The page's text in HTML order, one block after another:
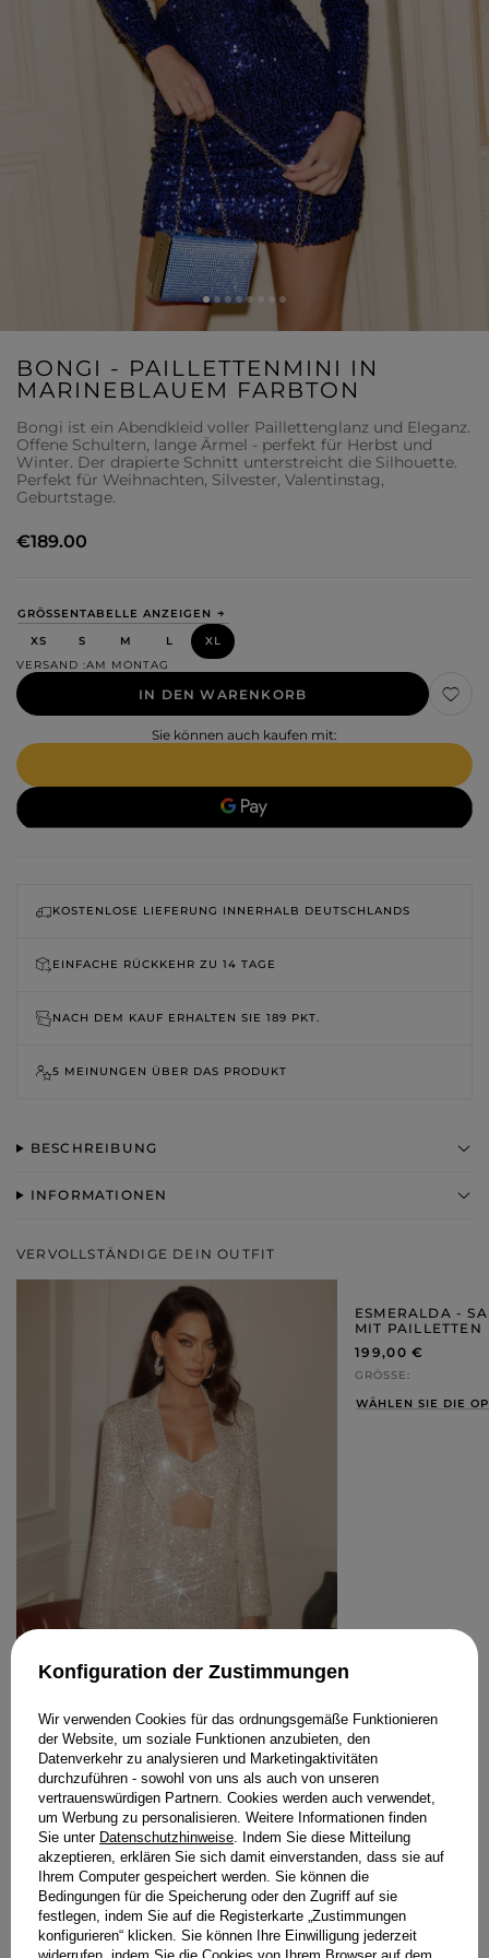
BONGI - PAILLETTENMINI IN
MARINEBLAUEM FARBTON
Bongi ist ein Abendkleid voller Paillettenglanz und Eleganz.
Offene Schultern, lange Ärmel - perfekt für Herbst und
Winter. Der drapierte Schnitt unterstreicht die Silhouette.
Perfekt für Weihnachten, Silvester, Valentinstag,
Geburtstage.
GRÖSSENTABELLE ANZEIGEN
XS
S M L
XL
VERSAND
AM MONTAG
IN DEN WARENKORB
Sie können auch kaufen mit:
€189.00
KOSTENLOSE LIEFERUNG INNERHALB DEUTSCHLANDS
EINFACHE RÜCKKEHR ZU 14 TAGE
NACH DEM KAUF ERHALTEN SIE 189 PKT.
5 MEINUNGEN ÜBER DAS PRODUKT
BESCHREIBUNG
INFORMATIONEN
VERVOLLSTÄNDIGE DEIN OUTFIT
FELICITY-SET – PAILLETTEN-PARTY-DUO
299,00 €
GRÖSSE
IN DEN WARENKORB
ESMERALDA -
MIT PAILLETTEN
199,00 €
GRÖSSE
WÄHLEN SIE DIE
STYLING KAUFEN
Konfiguration der Zustimmungen
Wir verwenden Cookies für das ordnungsgemäße Funktionieren
der Website, um soziale Funktionen anzubieten, den
Datenverkehr zu analysieren und Marketingaktivitäten
durchzuführen - sowohl von uns als auch von unseren
vertrauenswürdigen Partnern. Cookies werden auch verwendet,
um Werbung zu personalisieren. Weitere Informationen finden
Sie unter Datenschutzhinweise. Indem Sie diese Mitteilung
akzeptieren, erklären Sie sich damit einverstanden, dass sie auf
Ihrem Computer gespeichert werden. Sie können die
Bedingungen für die Speicherung oder den Zugriff auf sie
festlegen, indem Sie auf die Registerkarte „Zustimmungen
konfigurieren“ klicken. Sie können Ihre Einwilligung jederzeit